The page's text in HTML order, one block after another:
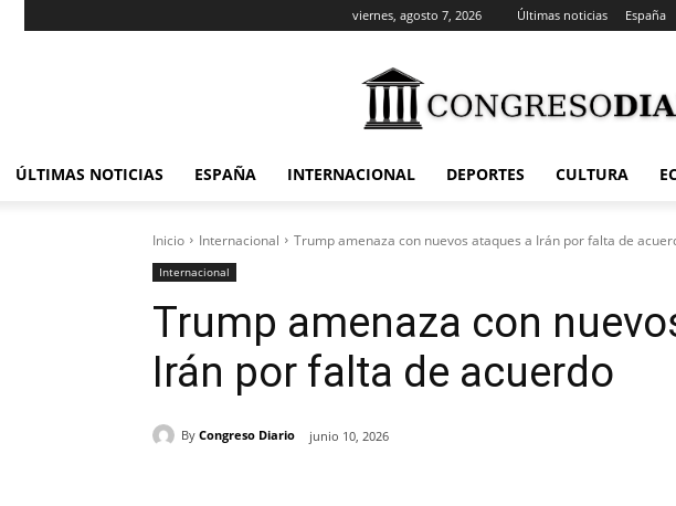
viernes, agosto 7, 2026 Últimas noticias España
ÚLTIMAS NOTICIAS ESPAÑA INTERNACIONAL DEPORTES CULTURA
Inicio Internacional Trump amenaza con nuevos ataques a Irán por falta de
Internacional
Trump amenaza con
Irán por falta de acuerdo
By Congreso Diario junio 10, 2026